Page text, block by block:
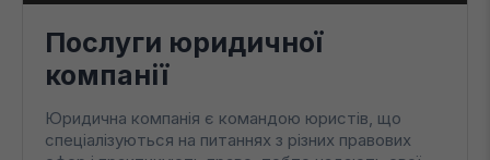
Послуги юридичної
компанії
Юридична компанія є командою юристів, що
спеціалізуються на питаннях з різних правових